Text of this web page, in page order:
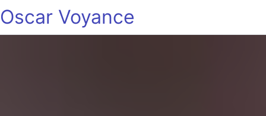
Oscar Voyance